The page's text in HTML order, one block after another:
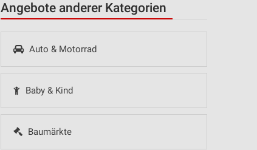
Angebote anderer Kategorien
Auto & Motorrad
Baby & Kind
Baumärkte